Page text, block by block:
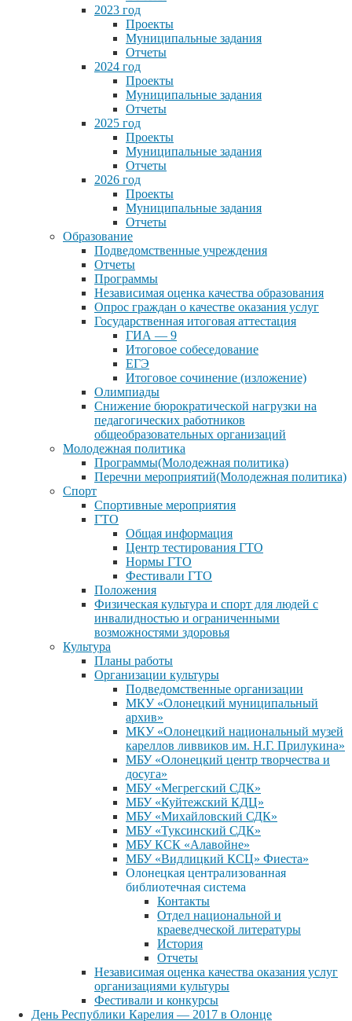
2023 год
Проекты
Муниципальные задания
Отчеты
2024 год
Проекты
Муниципальные задания
Отчеты
2025 год
Проекты
Муниципальные задания
Отчеты
2026 год
Проекты
Муниципальные задания
Отчеты
Образование
Подведомственные учреждения
Отчеты
Программы
Независимая оценка качества образования
Опрос граждан о качестве оказания услуг
Государственная итоговая аттестация
ГИА — 9
Итоговое собеседование
ЕГЭ
Итоговое сочинение (изложение)
Олимпиады
Снижение бюрократической нагрузки на
педагогических работников
общеобразовательных организаций
Молодежная политика
Программы(Молодежная политика)
Перечни мероприятий(Молодежная политика)
Спорт
Спортивные мероприятия
ГТО
Общая информация
Центр тестирования ГТО
Нормы ГТО
Фестивали ГТО
Положения
Физическая культура и спорт для людей с
инвалидностью и ограниченными
возможностями здоровья
Культура
Планы работы
Организации культуры
Подведомственные организации
МКУ «Олонецкий муниципальный
архив»
МКУ «Олонецкий национальный музей
кареллов ливвиков им. Н.Г. Прилукина»
МБУ «Олонецкий центр творчества и
досуга»
МБУ «Мегрегский СДК»
МБУ «Куйтежский КДЦ»
МБУ «Михайловский СДК»
МБУ «Туксинский СДК»
МБУ КСК «Алавойне»
МБУ «Видлицкий КСЦ» Фиеста»
Олонецкая централизованная
библиотечная система
Контакты
Отдел национальной и
краеведческой литературы
История
Отчеты
Независимая оценка качества оказания услуг
организациями культуры
Фестивали и конкурсы
День Республики Карелия — 2017 в Олонце